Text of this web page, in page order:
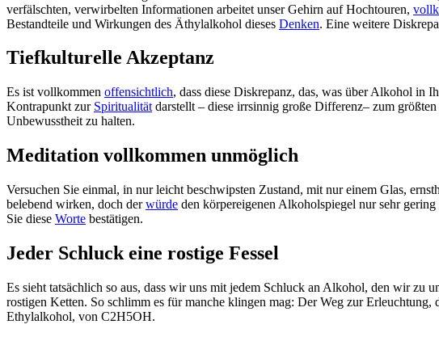
verfälschten, verwirbelten Informationen arbeitet unser Gehirn auf Hochtouren,
Bestandteile und Wirkungen des Äthylalkohol dieses Denken. Eine weitere
Tiefkulturelle Akzeptanz
Es ist vollkommen offensichtlich, dass diese Diskrepanz, das, was über Alkohol in
Kontrapunkt zur Spiritualität darstellt – diese irrsinnig große Differenz– zum
Unbewusstheit zu halten.
Meditation vollkommen unmöglich
Versuchen Sie einmal, in nur leicht beschwipsten Zustand, mit nur einem Glas,
belebend wirken, doch derwürde den körpereigenen Alkoholspiegel nur sehr
Sie diese Worte bestätigen.
Jeder Schluck eine rostige Fessel
Es sieht tatsächlich so aus, dass wir uns mit jedem Schluck an Alkohol, den wir zu
rostigen Ketten. So schlimm es für manche klingen mag: Der Weg zur Erleuchtung,
Ethylalkohol, von C2H5OH.